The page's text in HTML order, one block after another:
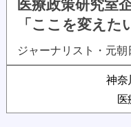
「ここを変えた
ジャーナリスト・元
神奈